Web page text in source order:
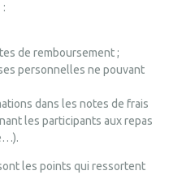
de remboursement ;
personnelles ne pouvant
dans les notes de frais
les participants aux repas
les points qui ressortent